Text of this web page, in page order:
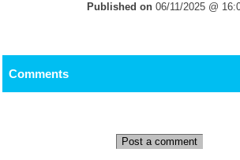
Published on 06/11/2025 @
Comments
Post a comment